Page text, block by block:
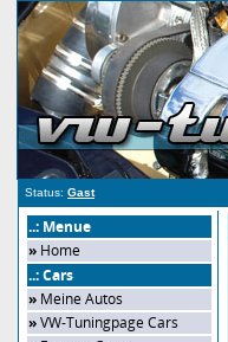
Status: Gast
..: Menue
» Home
..: Cars
» Meine Autos
»VW-Tuningpage Cars